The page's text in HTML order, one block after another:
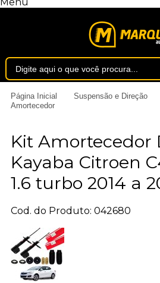
Página Inicial Suspensão e Direção
Amortecedor
Kit Amortecedor
Kayaba Citroen
1.6 turbo 2014 a
Cod. do Produto: 042680